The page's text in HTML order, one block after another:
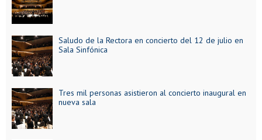
Saludo de la Rectora en concierto del 12 de julio en
Sala Sinfónica
Tres mil personas asistieron al concierto inaugural en
nueva sala